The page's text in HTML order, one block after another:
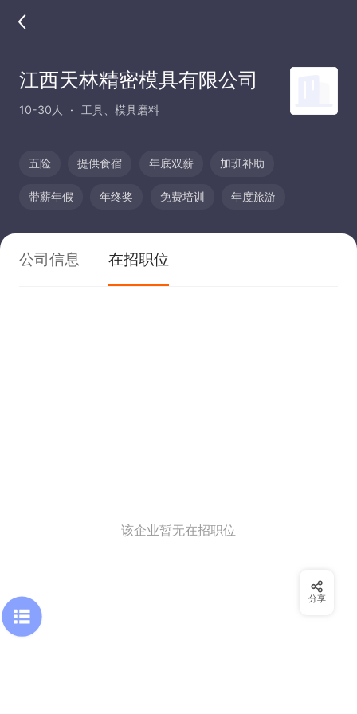
江西天林精密模具有限公司
10-30人 工具、模具磨料
五险 提供食宿 年底双薪 加班补助
带薪年假 年终奖 免费培训 年度旅游
公司信息 在招职位
该企业暂无在招职位
分享